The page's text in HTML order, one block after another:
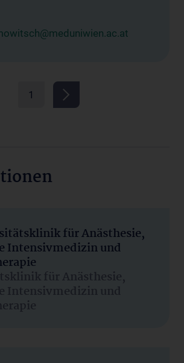
1
für Anästhesie,
Intensivmedizin und
für Anästhesie,
Intensivmedizin und